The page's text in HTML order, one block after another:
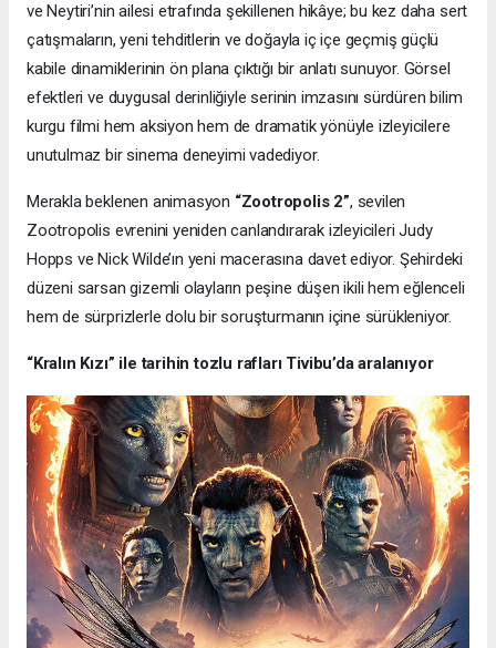
ve Neytiri’nin ailesi etrafında şekillenen hikâye; bu kez daha sert
çatışmaların, yeni tehditlerin ve doğayla iç içe geçmiş güçlü
kabile dinamiklerinin ön plana çıktığı bir anlatı sunuyor. Görsel
efektleri ve duygusal derinliğiyle serinin imzasını sürdüren bilim
kurgu filmi hem aksiyon hem de dramatik yönüyle izleyicilere
unutulmaz bir sinema deneyimi vadediyor.
Merakla beklenen animasyon “Zootropolis 2”, sevilen
Zootropolis evrenini yeniden canlandırarak izleyicileri Judy
Hopps ve Nick Wilde’ın yeni macerasına davet ediyor. Şehirdeki
düzeni sarsan gizemli olayların peşine düşen ikili hem eğlenceli
hem de sürprizlerle dolu bir soruşturmanın içine sürükleniyor.
“Kralın Kızı” ile tarihin tozlu rafları Tivibu’da aralanıyor